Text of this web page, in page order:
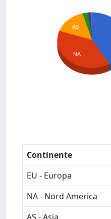
AS
NA
Continente
EU - Europa
NA - Nord America